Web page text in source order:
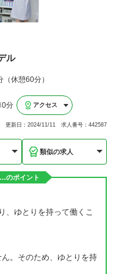
ル
休憩60分）
0分 アクセス
更新日：2024/11/11 求人番号：442587
類似の求人
のポイント
、ゆとりを持って働くこ
。そのため、ゆとりを持